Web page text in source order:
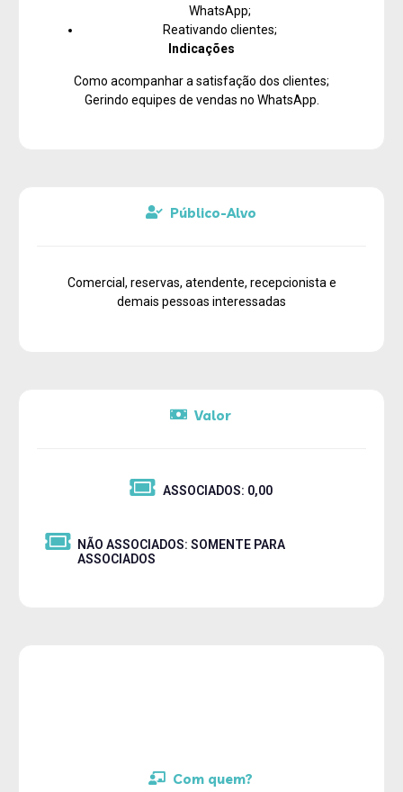
WhatsApp;
Reativando clientes;
Indicações
Como acompanhar a satisfação dos clientes;
Gerindo equipes de vendas no WhatsApp.
Público-Alvo
Comercial, reservas, atendente, recepcionista e
demais pessoas interessadas
Valor
ASSOCIADOS: 0,00
NÃO ASSOCIADOS: SOMENTE PARA
ASSOCIADOS
Com quem?